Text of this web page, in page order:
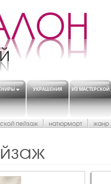
УКРАШЕНИЯ ИЗ МАСТЕРСКОЙ
пейзаж натюрморт жанр